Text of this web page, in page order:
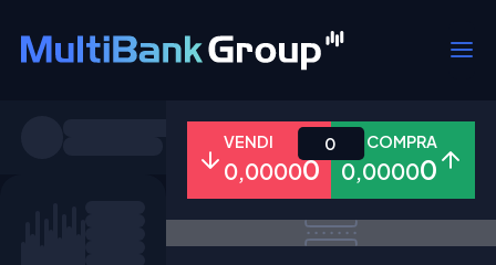
Tutti Forex Metalli Azioni
VENDI
0,00000
COMPRA
0,00000
0